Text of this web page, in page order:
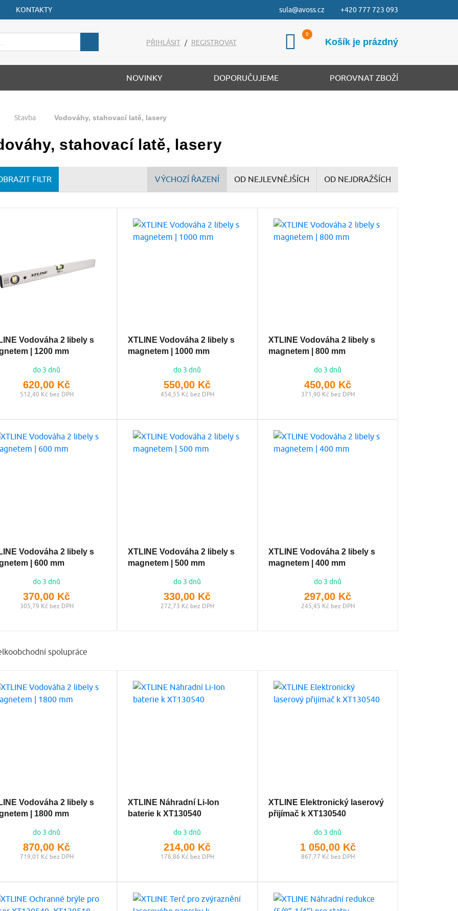
KONTAKTY sula@avoss.cz +420 777 723 093
PŘIHLÁSIT / REGISTROVAT Košík je prázdný
NOVINKY DOPORUČUJEME POROVNAT ZBOŽÍ
Stavba Vodováhy, stahovací latě, lasery
stahovací latě, lasery
FILTR VÝCHOZÍ ŘAZENÍ OD NEJLEVNĚJŠÍCH OD NEJDRAŽŠÍCH
Vodováha 2 libely s
| 1200 mm
do 3 dnů
620,00 Kč
512,40 Kč bez DPH
XTLINE Vodováha 2 libely s
magnetem | 1000 mm
do 3 dnů
550,00 Kč
454,55 Kč bez DPH
XTLINE Vodováha 2 libely s
magnetem | 800 mm
do 3 dnů
450,00 Kč
371,90 Kč bez DPH
Vodováha 2 libely s
| 600 mm
do 3 dnů
370,00 Kč
305,79 Kč bez DPH
XTLINE Vodováha 2 libely s
magnetem | 500 mm
do 3 dnů
330,00 Kč
272,73 Kč bez DPH
XTLINE Vodováha 2 libely s
magnetem | 400 mm
do 3 dnů
297,00 Kč
245,45 Kč bez DPH
Vodováha 2 libely s
| 1800 mm
do 3 dnů
870,00 Kč
719,01 Kč bez DPH
XTLINE Náhradní Li-Ion
baterie k XT130540
do 3 dnů
214,00 Kč
176,86 Kč bez DPH
XTLINE Elektronický laserový
přijímač k XT130540
do 3 dnů
1 050,00 Kč
867,77 Kč bez DPH